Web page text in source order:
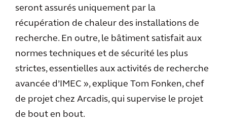
seront assurés uniquement par la
récupération de chaleur des installations de
recherche. En outre, le bâtiment satisfait aux
normes techniques et de sécurité les plus
strictes, essentielles aux activités de recherche
avancée d’IMEC », explique Tom Fonken, chef
de projet chez Arcadis, qui supervise le projet
de bout en bout.